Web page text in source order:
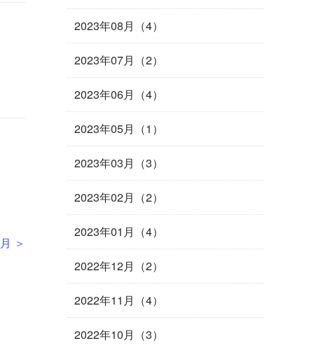
＞
2023年08月（4）
2023年07月（2）
2023年06月（4）
2023年05月（1）
2023年03月（3）
2023年02月（2）
2023年01月（4）
2022年12月（2）
2022年11月（4）
2022年10月（3）